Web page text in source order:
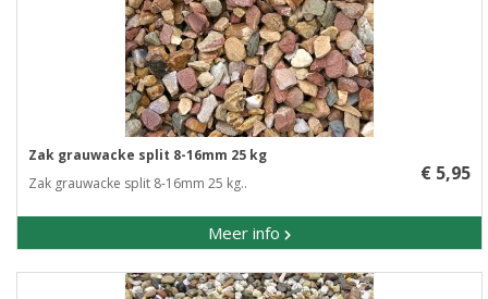
Zak grauwacke split 8-16mm 25 kg
Zak grauwacke split 8-16mm 25 kg..
Meer info
€ 5,95